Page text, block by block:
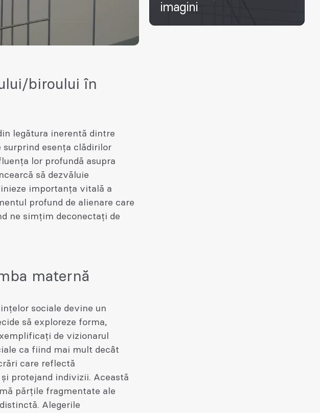
imagini
biroului în
legătura inerentă dintre
surprind esența clădirilor
lor profundă asupra
să dezvăluie
importanța vitală a
profund de alienare care
ne simțim deconectați de
maternă
sociale devine un
să exploreze forma,
de vizionarul
ca fiind mai mult decât
care reflectă
protejand indivizii. Această
părțile fragmentate ale
Alegerile